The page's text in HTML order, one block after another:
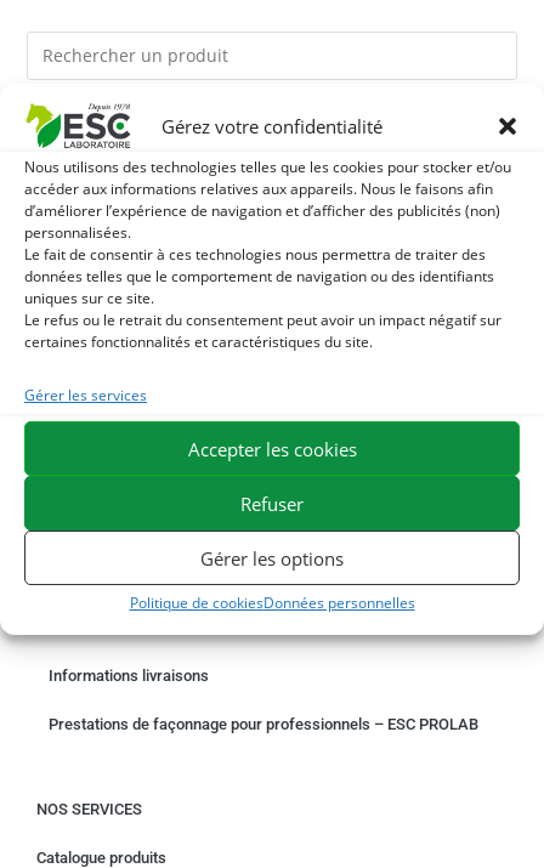
Gérez votre confidentialité
Nous utilisons des technologies telles que les cookies pour stocker et/ou
accéder aux informations relatives aux appareils. Nous le faisons afin
d’améliorer l’expérience de navigation et d’afficher des publicités (non)
personnalisées.
Le fait de consentir à ces technologies nous permettra de traiter des
données telles que le comportement de navigation ou des identifiants
uniques sur ce site.
Le refus ou le retrait du consentement peut avoir un impact négatif sur
certaines fonctionnalités et caractéristiques du site.
Gérer les services
Accepter les cookies
Refuser
Gérer les options
Politique de cookiesDonnées personnelles
Ils pourraient vous plaire
1 TOURTEAU DE SOJA SANS OGM - APPORT EN
PROTÉINES ET SOUTIEN ÉNERGÉTIQUE POUR CHEVAUX
2 HUILE DE CADE - ASSAINIT ET PROTÈGE LES SABOTS
DE L’HUMIDITÉ
3 BRONCHOMIX - RESPIRATION CHEVAL - MÉLANGE DE
EXPÉDITION EN 48/72H
LIVRAISON OFFERTE EN FRANCE DÈS 75 €
PAIEMENT SÉCURISÉ
COMMANDER EN LIGNE
Informations livraisons
Prestations de façonnage pour professionnels – ESC PROLAB
NOS SERVICES
Catalogue produits